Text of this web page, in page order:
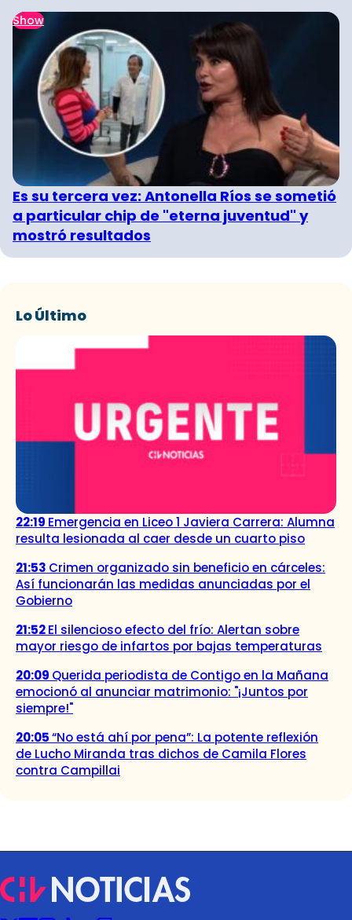
Show
Es su tercera vez: Antonella Ríos se sometió
a particular chip de "eterna juventud" y
mostró resultados
Lo Último
22:19 Emergencia en Liceo 1 Javiera Carrera: Alumna
resulta lesionada al caer desde un cuarto piso
21:53 Crimen organizado sin beneficio en cárceles:
Así funcionarán las medidas anunciadas por el
Gobierno
21:52El silencioso efecto del frío: Alertan sobre
mayor riesgo de infartos por bajas temperaturas
20:09 Querida periodista de Contigo en la Mañana
emocionó al anunciar matrimonio: "¡Juntos por
siempre!"
20:05“No está ahí por pena”: La potente reflexión
de Lucho Miranda tras dichos de Camila Flores
contra Campillai